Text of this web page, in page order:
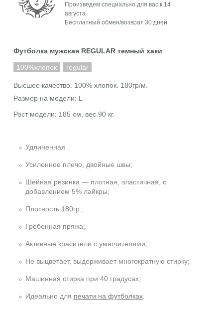
Произведем специально для вас к 14
августа
Бесплатный обмен/возврат 30 дней
Футболка мужская REGULAR темный хаки
100%хлопок regular
Высшее качество. 100% хлопок. 180гр/м.
Размер на модели: L
Рост модели: 185 см, вес 90 кг.
Удлиненная
Усиленное плечо, двойные швы;
Шейная резинка — плотная, эластичная, с
добавлением 5% лайкры;
Плотность 180гр.;
Гребенная пряжа;
Активные красители с умягчителями;
Не выцветает, выдерживает многократную стирку;
Машинная стирка при 40 градусах;
Идеально для печати на футболках.